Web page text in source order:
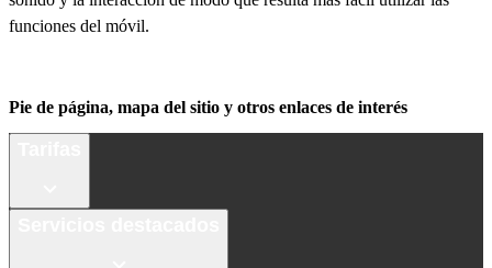
funciones del móvil.
Pie de página, mapa del sitio y otros enlaces de interés